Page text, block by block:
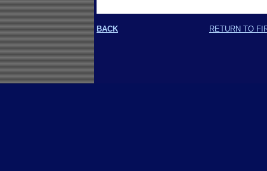
BACK RETURN TO